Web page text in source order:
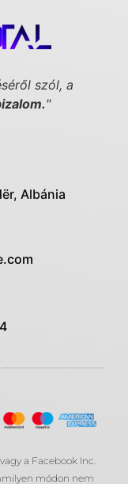
szól, a
"
Albánia
a Facebook Inc.
módon nem